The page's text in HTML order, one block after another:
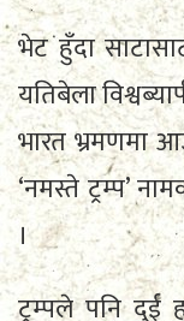
भेट हुँदा
यतिबेला
भारत भ्रमणमा
‘नमस्ते ट्रम्प’
।
ट्रम्पले पनि दुई